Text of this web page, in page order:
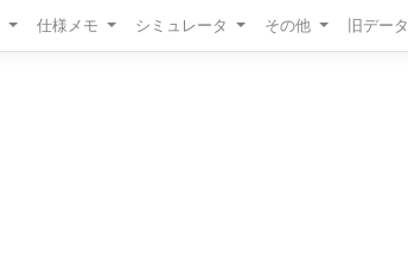
仕様メモ シミュレータ その他 旧データ